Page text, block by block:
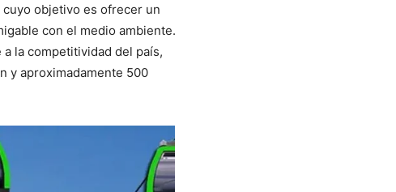
objetivo es ofrecer un
con el medio ambiente.
la competitividad del país,
y aproximadamente 500